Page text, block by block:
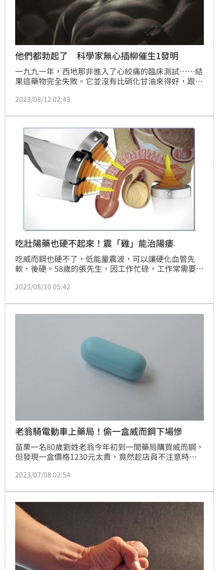
他們都勃起了 科學家無心插柳催生1發明
一九九一年，西地那非進入了心絞痛的臨床測試……結
果這藥物完全失敗。它並沒有比硝化甘油來得好，跟一
便宜，還容易取得。不過，臨床試驗的受試者所提到的
起。
2023/08/12 02:43
吃壯陽藥也硬不起來！震「雞」能治陽痿
吃威而鋼也硬不了，低能量震波，可以讓硬化血管先
軟，後硬。58歲的張先生，因工作忙碌，工作常需要熬
降。無法完成性行為，就連吃威威而鋼也不見起效，嚇
波治療，一個月療程，打通陰莖血路後， 已逐漸恢復
「性」趣。(記者黃仲丘)
2023/08/10 05:42
老翁騎電動車上藥局！偷一盒威而鋼下場慘
苗栗一名80歲劉姓老翁今年初到一間藥局購買威而鋼，
但發現一盒價格1230元太貴，竟然趁店員不注意時，
翁卻辯稱只是錢帶不夠，女兒晚點會到藥局付款，但說
金。
2023/07/08 02:54